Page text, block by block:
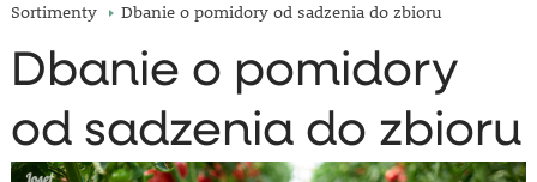
Sortimenty Dbanie o pomidory od sadzenia do zbioru
Dbanie o pomidory
od sadzenia do zbioru